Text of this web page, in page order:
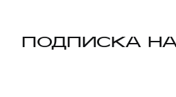
ПОДПИСКА